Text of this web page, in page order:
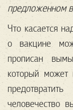
предложенном
Что касается
о вакцине
прописан
который
человечество